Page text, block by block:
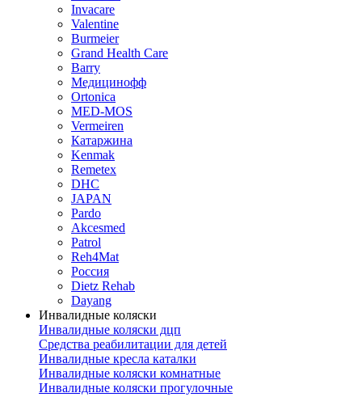
Invacare
Valentine
Burmeier
Grand Health Care
Barry
Медицинофф
Ortonica
MED-MOS
Vermeiren
Катаржина
Kenmak
Remetex
DHC
JAPAN
Pardo
Akcesmed
Patrol
Reh4Mat
Россия
Dietz Rehab
Dayang
Инвалидные коляски
Инвалидные коляски дцп
Средства реабилитации для детей
Инвалидные кресла каталки
Инвалидные коляски комнатные
Инвалидные коляски прогулочные